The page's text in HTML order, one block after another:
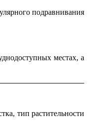
подравнивания
местах, а
тип растительности